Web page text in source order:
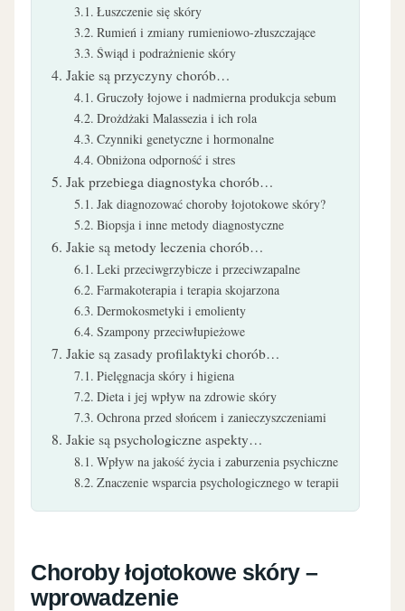
Łuszczenie się skóry
Rumień i zmiany rumieniowo-złuszczające
Świąd i podrażnienie skóry
Jakie są przyczyny chorób…
Gruczoły łojowe i nadmierna produkcja sebum
Drożdżaki Malassezia i ich rola
Czynniki genetyczne i hormonalne
Obniżona odporność i stres
Jak przebiega diagnostyka chorób…
Jak diagnozować choroby łojotokowe skóry?
Biopsja i inne metody diagnostyczne
Jakie są metody leczenia chorób…
Leki przeciwgrzybicze i przeciwzapalne
Farmakoterapia i terapia skojarzona
Dermokosmetyki i emolienty
Szampony przeciwłupieżowe
Jakie są zasady profilaktyki chorób…
Pielęgnacja skóry i higiena
Dieta i jej wpływ na zdrowie skóry
Ochrona przed słońcem i zanieczyszczeniami
Jakie są psychologiczne aspekty…
Wpływ na jakość życia i zaburzenia psychiczne
Znaczenie wsparcia psychologicznego w terapii
Choroby łojotokowe skóry –
wprowadzenie